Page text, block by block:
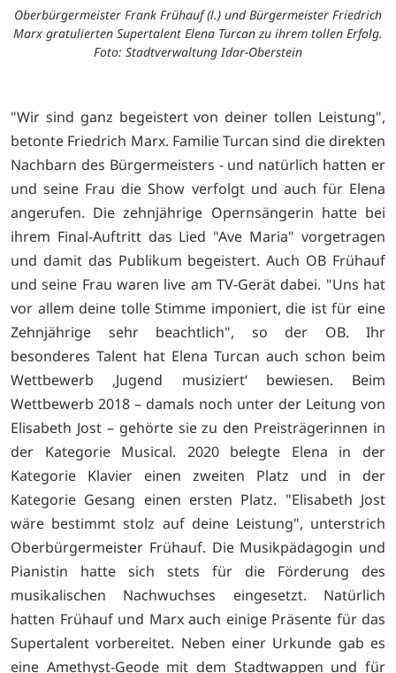
Oberbürgermeister Frank Frühauf (l.) und Bürgermeister Friedrich
Marx gratulierten Supertalent Elena Turcan zu ihrem tollen Erfolg.
Foto: Stadtverwaltung Idar-Oberstein
"Wir sind ganz begeistert von deiner tollen Leistung",
betonte Friedrich Marx. Familie Turcan sind die direkten
Nachbarn des Bürgermeisters - und natürlich hatten er
und seine Frau die Show verfolgt und auch für Elena
angerufen. Die zehnjährige Opernsängerin hatte bei
ihrem Final-Auftritt das Lied "Ave Maria" vorgetragen
und damit das Publikum begeistert. Auch OB Frühauf
und seine Frau waren live am TV-Gerät dabei. "Uns hat
vor allem deine tolle Stimme imponiert, die ist für eine
Zehnjährige sehr beachtlich", so der OB. Ihr
besonderes Talent hat Elena Turcan auch schon beim
Wettbewerb ‚Jugend musiziert‘ bewiesen. Beim
Wettbewerb 2018 – damals noch unter der Leitung von
Elisabeth Jost – gehörte sie zu den Preisträgerinnen in
der Kategorie Musical. 2020 belegte Elena in der
Kategorie Klavier einen zweiten Platz und in der
Kategorie Gesang einen ersten Platz. "Elisabeth Jost
wäre bestimmt stolz auf deine Leistung", unterstrich
Oberbürgermeister Frühauf. Die Musikpädagogin und
Pianistin hatte sich stets für die Förderung des
musikalischen Nachwuchses eingesetzt. Natürlich
hatten Frühauf und Marx auch einige Präsente für das
Supertalent vorbereitet. Neben einer Urkunde gab es
eine Amethyst-Geode mit dem Stadtwappen und für